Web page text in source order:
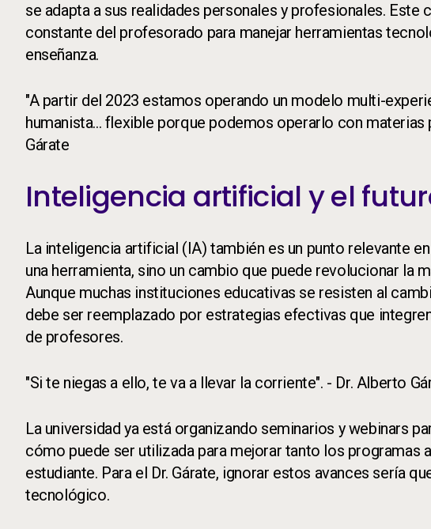
se adapta a sus realidades personales y profesionales.
constante del profesorado para manejar herramientas
enseñanza.
"A partir del 2023 estamos operando un modelo multi-
humanista... flexible porque podemos operarlo con
Gárate
Inteligencia artificial y el
La inteligencia artificial (IA) también es un punto relevante
una herramienta, sino un cambio que puede revolucionar la
Aunque muchas instituciones educativas se resisten al
debe ser reemplazado por estrategias efectivas que
de profesores.
"Si te niegas a ello, te va a llevar la corriente". - Dr. Alberto
La universidad ya está organizando seminarios y webinars
cómo puede ser utilizada para mejorar tanto los programas
estudiante. Para el Dr. Gárate, ignorar estos avances sería
tecnológico.